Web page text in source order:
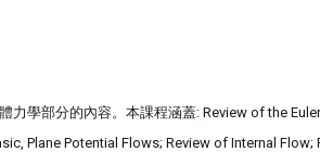
力學部分的內容。本課程涵蓋: Review of the
Plane Potential Flows; Review of Internal Flow;